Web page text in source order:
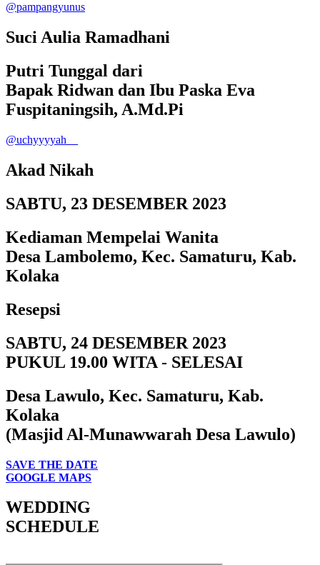
@pampangyunus
Suci Aulia Ramadhani
Putri Tunggal dari
Bapak Ridwan dan Ibu Paska Eva
Fuspitaningsih, A.Md.Pi
@uchyyyyah__
Akad Nikah
SABTU, 23 DESEMBER 2023
Kediaman Mempelai Wanita
Desa Lambolemo, Kec. Samaturu, Kab.
Kolaka
Resepsi
SABTU, 24 DESEMBER 2023
PUKUL 19.00 WITA - SELESAI
Desa Lawulo, Kec. Samaturu, Kab.
Kolaka
(Masjid Al-Munawwarah Desa Lawulo)
SAVE THE DATE
GOOGLE MAPS
WEDDING
SCHEDULE